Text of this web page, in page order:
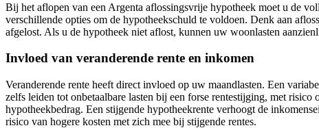
Bij het aflopen van een Argenta aflossingsvrije hypotheek moet u de
verschillende opties om de hypotheekschuld te voldoen. Denk aan
afgelost. Als u de hypotheek niet aflost, kunnen uw woonlasten
Invloed van veranderende rente en inkomen
Veranderende rente heeft direct invloed op uw maandlasten. Een
zelfs leiden tot onbetaalbare lasten bij een forse rentestijging, met
hypotheekbedrag. Een stijgende hypotheekrente verhoogt de
risico van hogere kosten met zich mee bij stijgende rentes.